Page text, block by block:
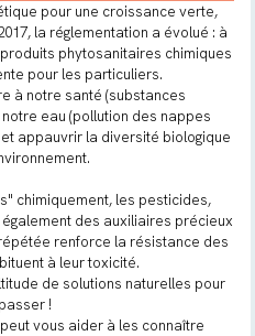
pour une croissance verte,
la réglementation a évolué : à
phytosanitaires chimiques
pour les particuliers.
à notre santé (substances
eau (pollution des nappes
appauvrir la diversité biologique
chimiquement, les pesticides,
des auxiliaires précieux
renforce la résistance des
à leur toxicité.
de solutions naturelles pour
!
peut vous aider à les connaître